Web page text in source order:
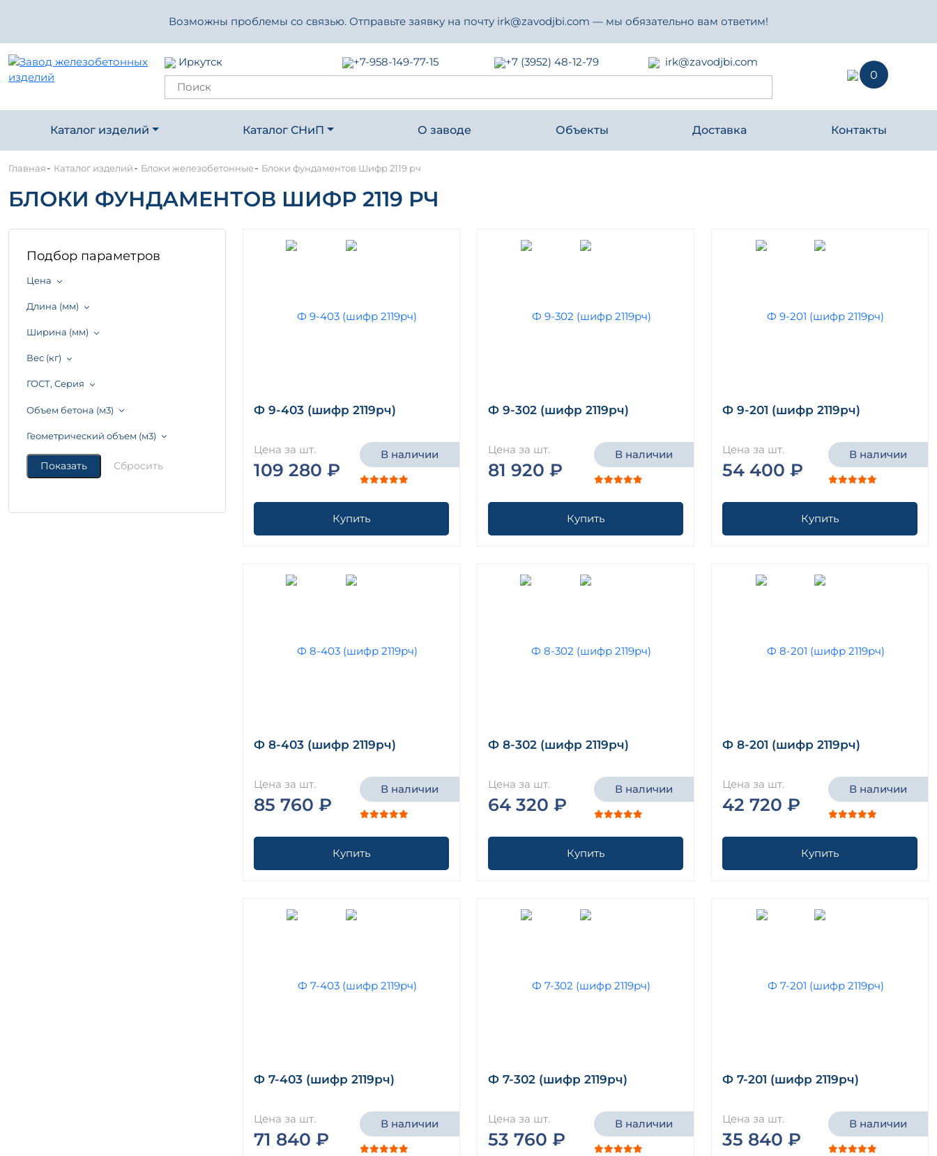
Возможны проблемы со связью. Отправьте заявку на почту irk@zavodjbi.com — мы обязательно вам ответим!
Иркутск +7-958-149-77-15 +7 (3952) 48-12-79
irk@zavodjbi.com
0
Каталог изделий Каталог СНиП О заводе Объекты Доставка Контакты
Главная- Каталог изделий- Блоки железобетонные- Блоки фундаментов Шифр 2119 рч
БЛОКИ ФУНДАМЕНТОВ ШИФР 2119 РЧ
Подбор параметров
Цена
Длина (мм)
Ширина (мм)
Вес (кг)
ГОСТ, Серия
Объем бетона (м3)
Геометрический объем (м3)
Ф 9-403 (шифр 2119рч)
Цена за шт.
109 280 ₽
В наличии
Купить
Ф 9-302 (шифр 2119рч)
Цена за шт.
81 920 ₽
В наличии
Купить
Ф 9-201 (шифр 2119рч)
Цена за шт.
54 400 ₽
В наличии
Купить
Ф 8-403 (шифр 2119рч)
Цена за шт.
85 760 ₽
В наличии
Купить
Ф 8-302 (шифр 2119рч)
Цена за шт.
64 320 ₽
В наличии
Купить
Ф 8-201 (шифр 2119рч)
Цена за шт.
42 720 ₽
В наличии
Купить
Ф 7-403 (шифр 2119рч)
Цена за шт.
71 840 ₽
В наличии
Ф 7-302 (шифр 2119рч)
Цена за шт.
53 760 ₽
В наличии
Ф 7-201 (шифр 2119рч)
Цена за шт.
35 840 ₽
В наличии